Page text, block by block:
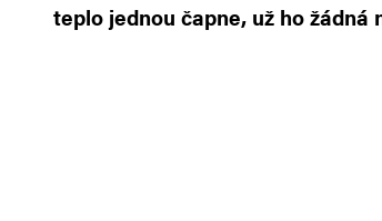
teplo jednou čapne, už ho žádná